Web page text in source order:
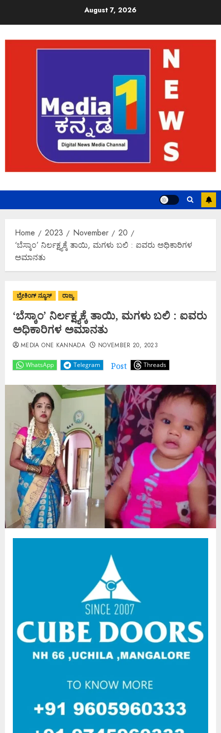
August 7, 2026
Home 2023 November
20
‘ಬೆಸ್ಕಾಂ’ ನಿರ್ಲಕ್ಷ್ಯಕ್ಕೆ ತಾಯಿ, ಮಗಳು ಬಲಿ : ಐವರು ಅಧಿಕಾರಿಗಳ
ಅಮಾನತು
ಬ್ರೇಕಿಂಗ್ ನ್ಯೂಸ್ ರಾಜ್ಯ
‘ಬೆಸ್ಕಾಂ’ ನಿರ್ಲಕ್ಷ್ಯಕ್ಕೆ ತಾಯಿ, ಮಗಳು ಬಲಿ : ಐವರು
ಅಧಿಕಾರಿಗಳ ಅಮಾನತು
WhatsApp Telegram Post Threads
MEDIA ONE KANNADA NOVEMBER 20, 2023